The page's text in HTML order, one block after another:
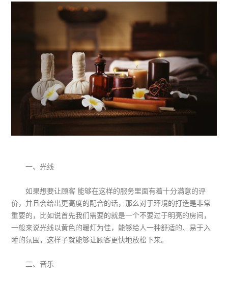
一、光线
如果想要让顾客 能够在这样的服务里面有着十分满意的评
价，并且会给出更高度的配合的话，那么对于环境的打造是非常
重要的，比如说首先我们需要的就是一个不要过于明亮的房间，
一般来说光线以黄色的暖灯为佳，能够给人一种舒适的、易于入
睡的氛围，这样子就能够让顾客更快地放松下来。
二、音乐